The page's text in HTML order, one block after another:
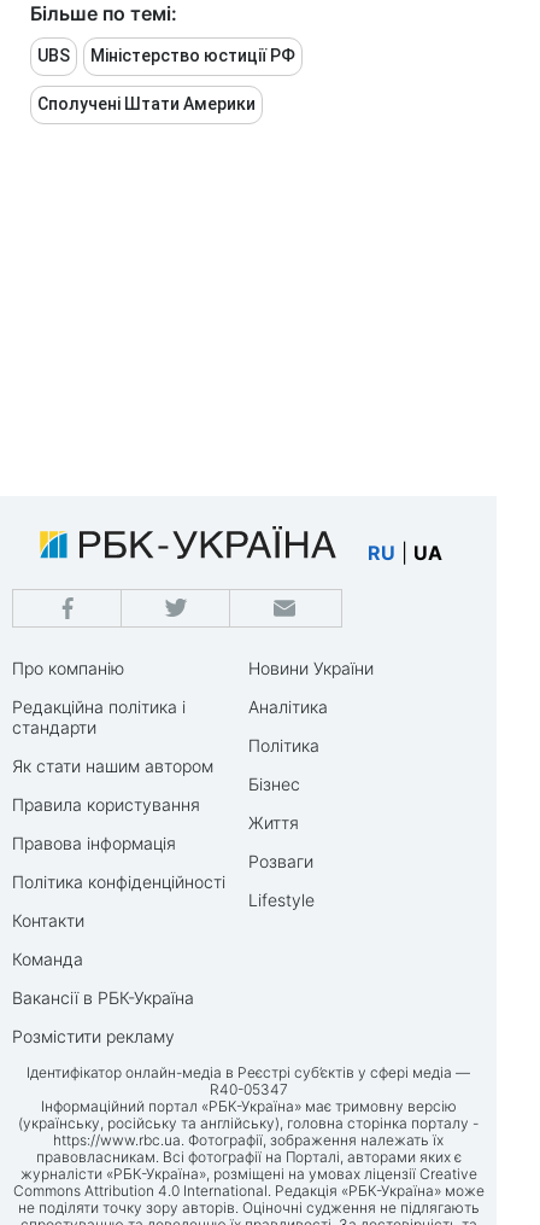
Більше по темі:
UBS Міністерство юстиції РФ
Сполучені Штати Америки
RU UA
Про компанію
Редакційна політика і
стандарти
Як стати нашим автором
Правила користування
Правова інформація
Політика конфіденційності
Контакти
Команда
Вакансії в РБК-Україна
Розмістити рекламу
Новини України
Аналітика
Політика
Бізнес
Життя
Розваги
Lifestyle
Ідентифікатор онлайн-медіа в Реєстрі суб’єктів у сфері медіа —
R40-05347
Інформаційний портал «РБК-Україна» має тримовну версію
(українську, російську та англійську), головна сторінка порталу -
https://www.rbc.ua. Фотографії, зображення належать їх
правовласникам. Всі фотографії на Порталі, авторами яких є
журналісти «РБК-Україна», розміщені на умовах ліцензії Creative
Commons Attribution 4.0 International. Редакція «РБК-Україна» може
не поділяти точку зору авторів. Оціночні судження не підлягають